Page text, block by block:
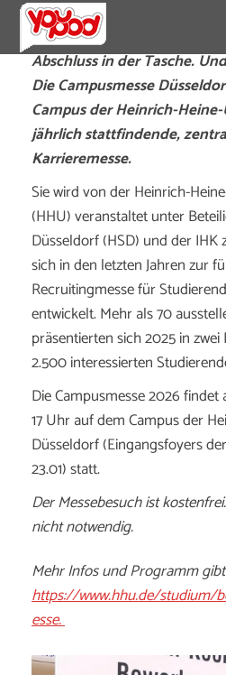
Abschluss in der Tasche.
Die Campusmesse
Campus der Heinrich-
jährlich stattfindende,
Karrieremesse.
Sie wird von der Heinrich-
(HHU) veranstaltet unter
Düsseldorf (HSD) und der IHK
sich in den letzten Jahren zur
Recruitingmesse für
entwickelt. Mehr als 70
präsentierten sich 2025 in
2.500 interessierten
Die Campusmesse 2026 findet
17 Uhr auf dem Campus der
Düsseldorf (Eingangsfoyers
23.01) statt.
Der Messebesuch ist
nicht notwendig.
Mehr Infos und Programm
https://www.hhu.de/studium/
esse.